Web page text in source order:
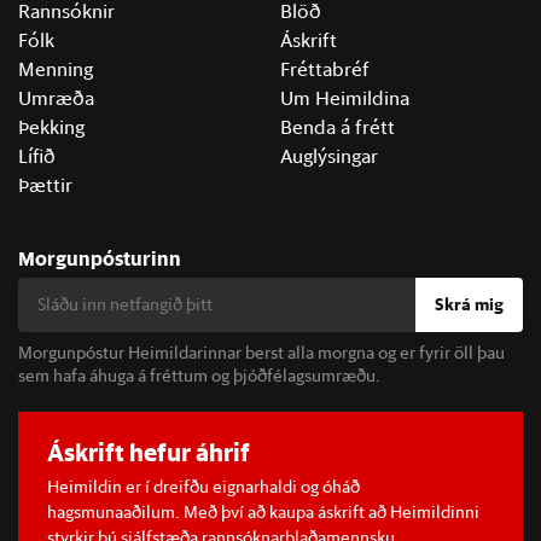
Rannsóknir
Fólk
Menning
Umræða
Þekking
Lífið
Þættir
Blöð
Áskrift
Fréttabréf
Um Heimildina
Benda á frétt
Auglýsingar
Morgunpósturinn
Skrá mig
Morgunpóstur Heimildarinnar berst alla morgna og er fyrir öll þau
sem hafa áhuga á fréttum og þjóðfélagsumræðu.
Áskrift hefur áhrif
Heimildin er í dreifðu eignarhaldi og óháð
hagsmunaaðilum. Með því að kaupa áskrift að Heimildinni